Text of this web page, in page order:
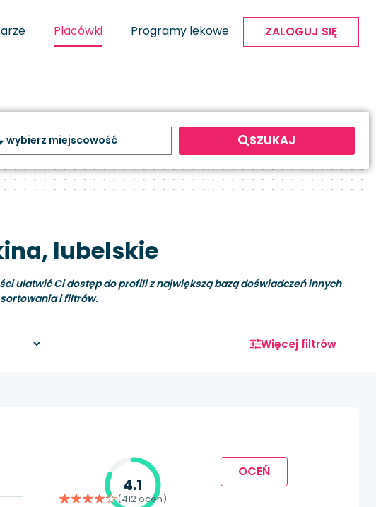
Placówki Programy lekowe ZALOGUJ SIĘ
SZUKAJ
lubelskie
ułatwić Ci dostęp do profili z największą bazą doświadczeń innych
i filtrów.
Więcej filtrów
4.1
(412 ocen)
OCEŃ